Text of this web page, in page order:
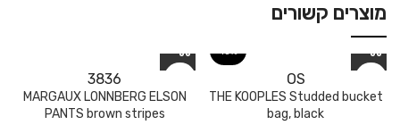
מוצרים קשורים
OS
THE KOOPLES Studded bucket
bag, black
36
38
MARGAUX LONNBERG ELSON
PANTS brown stripes